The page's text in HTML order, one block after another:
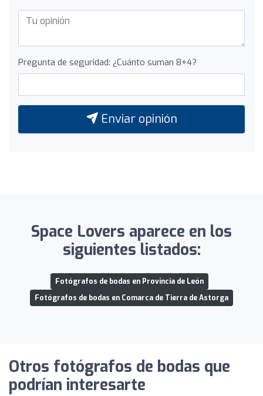
Pregunta de seguridad: ¿Cuánto suman 8+4?
Enviar opinión
Space Lovers aparece en los
siguientes listados:
Fotógrafos de bodas en Provincia de León
Fotógrafos de bodas en Comarca de Tierra de Astorga
Otros fotógrafos de bodas que
podrían interesarte